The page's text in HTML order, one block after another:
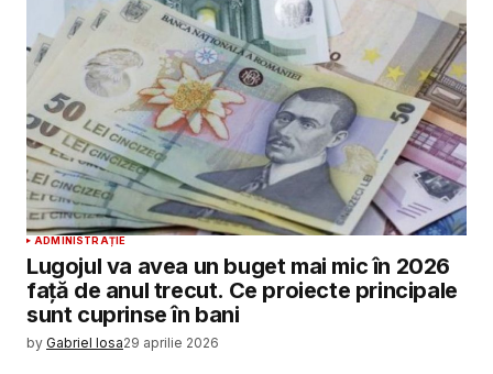
ADMINISTRAȚIE
Lugojul va avea un buget mai mic în 2026
față de anul trecut. Ce proiecte principale
sunt cuprinse în bani
by Gabriel Iosa29 aprilie 2026